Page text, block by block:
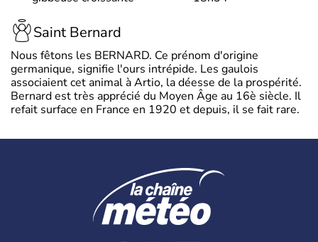
Saint Bernard
Nous fêtons les BERNARD. Ce prénom d'origine
germanique, signifie l'ours intrépide. Les gaulois
associaient cet animal à Artio, la déesse de la prospérité.
Bernard est très apprécié du Moyen Âge au 16è siècle. Il
refait surface en France en 1920 et depuis, il se fait rare.